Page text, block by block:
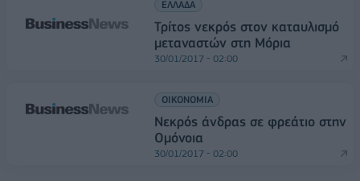
ΕΛΛΑΔΑ
Τρίτος νεκρός στον καταυλισμό
μεταναστών στη Μόρια
30/01/2017 - 02:00
ΟΙΚΟΝΟΜΙΑ
Νεκρός άνδρας σε φρεάτιο στην
Ομόνοια
30/01/2017 - 02:00